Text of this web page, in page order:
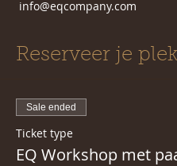
info@eqcompany.com
Reserveer je
Sale ended
Ticket type
EQ Workshop met